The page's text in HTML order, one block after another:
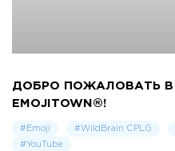
ДОБРО ПОЖАЛОВАТЬ В
EMOJITOWN®!
#Emoji #WildBrain CPLG
#YouTube